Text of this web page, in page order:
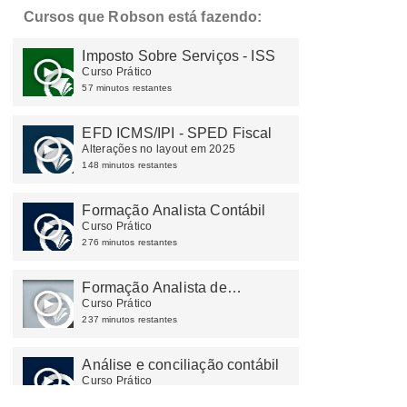
Cursos que Robson está fazendo:
Imposto Sobre Serviços - ISS
Curso Prático
57 minutos restantes
EFD ICMS/IPI - SPED Fiscal
Alterações no layout em 2025
148 minutos restantes
Formação Analista Contábil
Curso Prático
276 minutos restantes
Formação Analista de
Departamento Pessoal
Curso Prático
237 minutos restantes
Análise e conciliação contábil
Curso Prático